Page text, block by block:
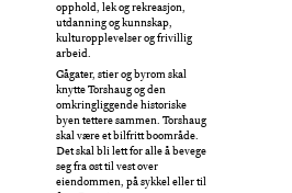
opphold, lek og rekreasjon,
utdanning og kunnskap,
kulturopplevelser og frivillig
arbeid.
Gågater, stier og byrom skal
knytte Torshaug og den
omkringliggende historiske
byen tettere sammen. Torshaug
skal være et bilfritt boområde.
Det skal bli lett for alle å bevege
seg fra øst til vest over
eiendommen, på sykkel eller til